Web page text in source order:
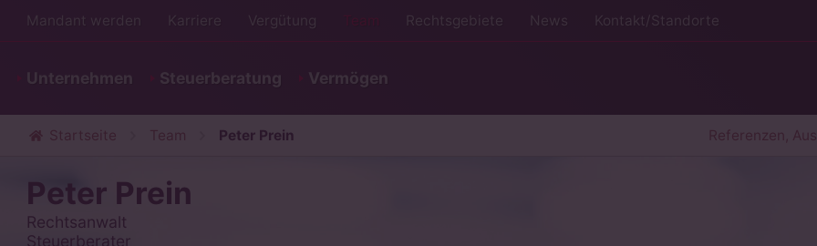
Mandant werden Karriere Vergütung Team Rechtsgebiete News Kontakt/Standorte
Unternehmen Steuerberatung Vermögen
Startseite Team Peter Prein Referenzen,
Peter Prein
Rechtsanwalt
Steuerberater